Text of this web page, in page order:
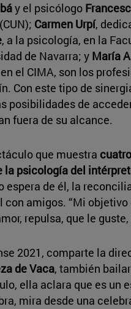
y el psicólogo
Carmen Urpí,
, a la psicología, en la
de Navarra; y María
el CIMA, son los
Con este tipo de
posibilidades de
fuera de su alcance.
que muestra
la psicología del
espera de él, la
amigos. “Mi
repulsa, que le
2021, comparte la
de Vaca, también
ella aclara que es un
mira desde una